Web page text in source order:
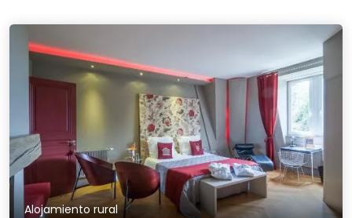
Alojamiento rural